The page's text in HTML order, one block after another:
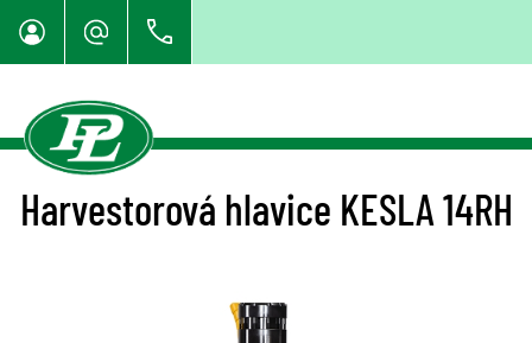
Harvestorová hlavice KESLA 14RH